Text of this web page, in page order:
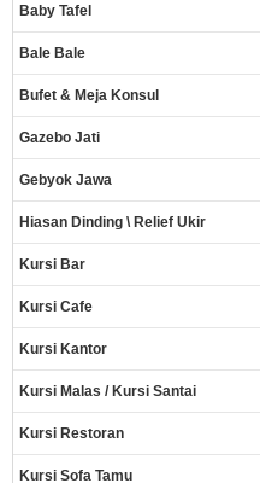
Baby Tafel
Bale Bale
Bufet & Meja Konsul
Gazebo Jati
Gebyok Jawa
Hiasan Dinding \ Relief Ukir
Kursi Bar
Kursi Cafe
Kursi Kantor
Kursi Malas / Kursi Santai
Kursi Restoran
Kursi Sofa Tamu